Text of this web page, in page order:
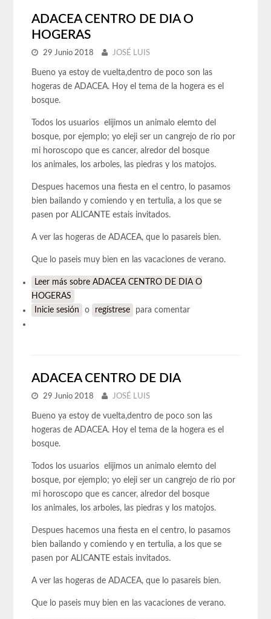
ADACEA CENTRO DE DIA O
HOGERAS
29 Junio 2018 JOSÉ LUIS
Bueno ya estoy de vuelta,dentro de poco son las
hogeras de ADACEA. Hoy el tema de la hogera es el
bosque.
Todos los usuarios elijimos un animalo elemto del
bosque, por ejemplo; yo eleji ser un cangrejo de rio por
mi horoscopo que es cancer, alredor del bosque
los animales, los arboles, las piedras y los matojos.
Despues hacemos una fiesta en el centro, lo pasamos
bien bailando y comiendo y en tertulia, a los que se
pasen por ALICANTE estais invitados.
A ver las hogeras de ADACEA, que lo pasareis bien.
Que lo paseis muy bien en las vacaciones de verano.
Leer más sobre ADACEA CENTRO DE DIA O
HOGERAS
Inicie sesión
o regístrese para comentar
ADACEA CENTRO DE DIA
29 Junio 2018 JOSÉ LUIS
Bueno ya estoy de vuelta,dentro de poco son las
hogeras de ADACEA. Hoy el tema de la hogera es el
bosque.
Todos los usuarios elijimos un animalo elemto del
bosque, por ejemplo; yo eleji ser un cangrejo de rio por
mi horoscopo que es cancer, alredor del bosque
los animales, los arboles, las piedras y los matojos.
Despues hacemos una fiesta en el centro, lo pasamos
bien bailando y comiendo y en tertulia, a los que se
pasen por ALICANTE estais invitados.
A ver las hogeras de ADACEA, que lo pasareis bien.
Que lo paseis muy bien en las vacaciones de verano.